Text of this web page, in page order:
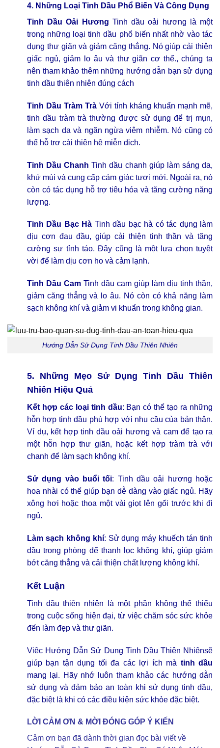
4. Những Loại Tinh Dầu Phổ Biến Và Công Dụng
Tinh Dầu Oải Hương Tinh dầu oải hương là một
trong những loại tinh dầu phổ biến nhất nhờ vào tác
dụng thư giãn và giảm căng thẳng. Nó giúp cải thiện
giấc ngủ, giảm lo âu và thư giãn cơ thể., chúng ta
nên tham khảo thêm những hướng dẫn bạn sử dụng
tinh dầu thiên nhiên đúng cách
Tinh Dầu Tràm Trà Với tính kháng khuẩn mạnh mẽ,
tinh dầu tràm trà thường được sử dụng để trị mụn,
làm sạch da và ngăn ngừa viêm nhiễm. Nó cũng có
thể hỗ trợ cải thiện hệ miễn dịch.
Tinh Dầu Chanh Tinh dầu chanh giúp làm sáng da,
khử mùi và cung cấp cảm giác tươi mới. Ngoài ra, nó
còn có tác dụng hỗ trợ tiêu hóa và tăng cường năng
lượng.
Tinh Dầu Bạc Hà Tinh dầu bạc hà có tác dụng làm
dịu cơn đau đầu, giúp cải thiện tinh thần và tăng
cường sự tỉnh táo. Đây cũng là một lựa chọn tuyệt
vời để làm dịu cơn ho và cảm lạnh.
Tinh Dầu Cam Tinh dầu cam giúp làm dịu tinh thần,
giảm căng thẳng và lo âu. Nó còn có khả năng làm
sạch không khí và giảm vi khuẩn trong không gian.
Hướng Dẫn Sử Dụng Tinh Dầu Thiên Nhiên
5. Những Mẹo Sử Dụng Tinh Dầu Thiên
Nhiên Hiệu Quả
Kết hợp các loại tinh dầu: Bạn có thể tạo ra những
hỗn hợp tinh dầu phù hợp với nhu cầu của bản thân.
Ví dụ, kết hợp tinh dầu oải hương và cam để tạo ra
một hỗn hợp thư giãn, hoặc kết hợp tràm trà với
chanh để làm sạch không khí.
Sử dụng vào buổi tối: Tinh dầu oải hương hoặc
hoa nhài có thể giúp bạn dễ dàng vào giấc ngủ. Hãy
xông hơi hoặc thoa một vài giọt lên gối trước khi đi
ngủ.
Làm sạch không khí: Sử dụng máy khuếch tán tinh
dầu trong phòng để thanh lọc không khí, giúp giảm
bớt căng thẳng và cải thiện chất lượng không khí.
Kết Luận
Tinh dầu thiên nhiên là một phần không thể thiếu
trong cuộc sống hiện đại, từ việc chăm sóc sức khỏe
đến làm đẹp và thư giãn.
Việc Hướng Dẫn Sử Dụng Tinh Dầu Thiên Nhiênsẽ
giúp bạn tận dụng tối đa các lợi ích mà tinh dầu
mang lại. Hãy nhớ luôn tham khảo các hướng dẫn
sử dụng và đảm bảo an toàn khi sử dụng tinh dầu,
đặc biệt là khi có các điều kiện sức khỏe đặc biệt.
LỜI CẢM ƠN & MỜI ĐÓNG GÓP Ý KIẾN
Cảm ơn bạn đã dành thời gian đọc bài viết về